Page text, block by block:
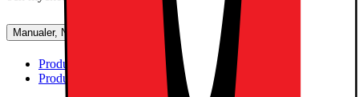
Manualer, Nedladdningar, Reklamation & Support
Produktinformation(engelska)
Produktinformation (svenska)